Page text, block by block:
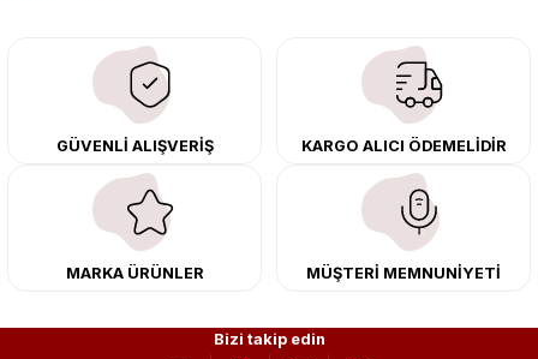
çıkma orijinal ürünler ile yenileyebilir, body kit uygulamalarıyla aracınızın
tasarımını ve aerodinamisini üst seviyeye taşıyabilirsiniz.
Tüm ürünlerimiz orijinal, dayanıklı ve uzun ömürlüdür. İstanbul’daki montaj
merkezimizde profesyonel montaj yapıyor, Türkiye’nin her yerine güvenli
kargo ile teslimat gerçekleştiriyoruz. Aracınıza değer katmak için doğru
adres: Egzoz Sepeti.
GÜVENLİ ALIŞVERİŞ KARGO ALICI ÖDEMELİDİR
MARKA ÜRÜNLER MÜŞTERİ MEMNUNİYETİ
Bizi takip edin